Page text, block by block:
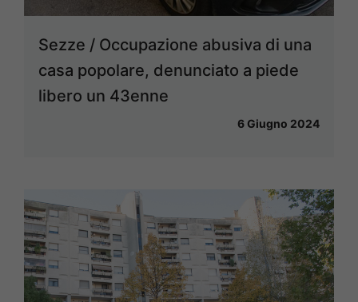
Sezze / Occupazione abusiva di una
casa popolare, denunciato a piede
libero un 43enne
6 Giugno 2024